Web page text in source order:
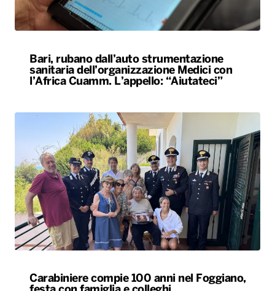
Bari, rubano dall’auto strumentazione
sanitaria dell’organizzazione Medici con
l’Africa Cuamm. L’appello: “Aiutateci”
Carabiniere compie 100 anni nel Foggiano,